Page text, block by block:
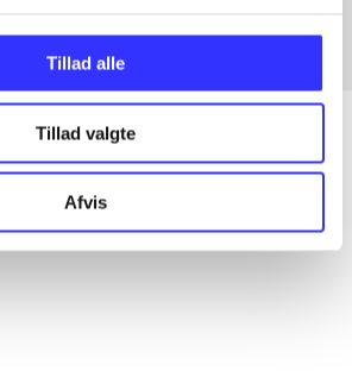
Tillad alle
Tillad valgte
Afvis
fordelt på udgivelser